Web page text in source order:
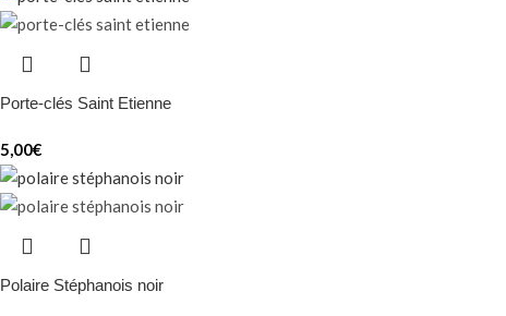
Porte-clés Saint Etienne
5,00€
Polaire Stéphanois noir